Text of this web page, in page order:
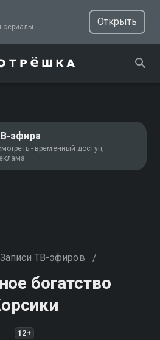
ТВ, фильмы и сериалы
Открыть
эфира
- временный доступ,
Записи ТВ-эфиров /
богатство
12+